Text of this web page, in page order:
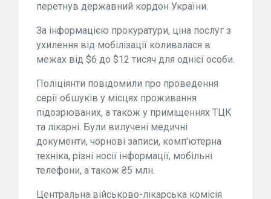
перетнув державний кордон України.
За інформацією прокуратури, ціна послуг з
ухилення від мобілізації коливалася в
межах від $6 до $12 тисяч для однієї особи.
Поліціянти повідомили про проведення
серії обшуків у місцях проживання
підозрюваних, а також у приміщеннях ТЦК
та лікарні. Були вилучені медичні
документи, чорнові записи, комп'ютерна
техніка, різні носії інформації, мобільні
телефони, а також ₴5 млн.
Центральна військово-лікарська комісія